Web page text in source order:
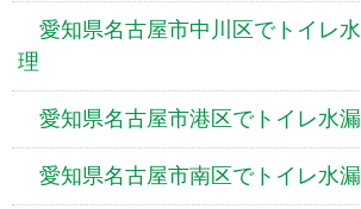
愛知県名古屋市中川区でトイレ
理
愛知県名古屋市港区でトイレ水
愛知県名古屋市南区でトイレ水